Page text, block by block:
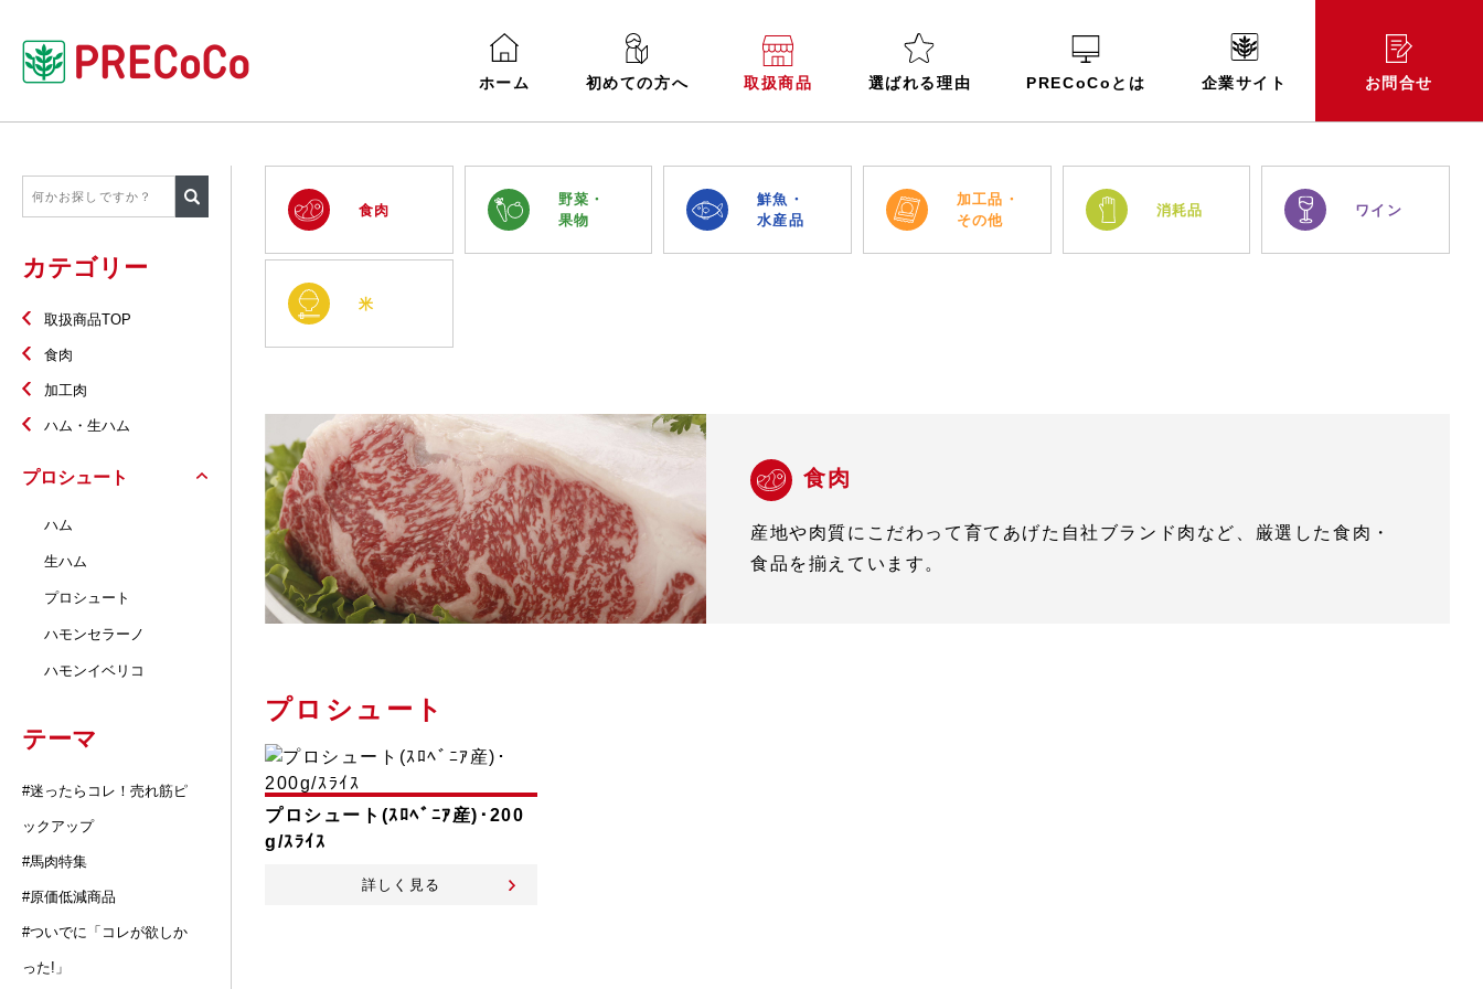
ホーム 初めての方へ 取扱商品 選ばれる理由 PRECoCoとは 企業サイト お問合せ
カテゴリー
取扱商品TOP
食肉
加工肉
ハム・生ハム
プロシュート
ハム
生ハム
プロシュート
ハモンセラーノ
ハモンイベリコ
テーマ
#迷ったらコレ！売れ筋ピ
ックアップ
#馬肉特集
#原価低減商品
#ついでに「コレが欲しか
った!」
食肉
野菜・
果物
鮮魚・
水産品
加工品・
その他
消耗品 ワイン
米
食肉
産地や肉質にこだわって育てあげた自社ブランド肉など、厳選した食肉・
食品を揃えています。
プロシュート
プロシュート(ｽﾛﾍﾞﾆｱ産)･200
g/ｽﾗｲｽ
詳しく見る